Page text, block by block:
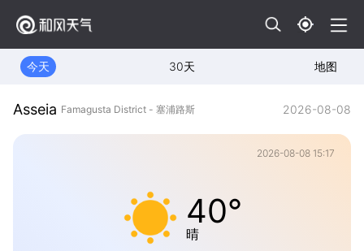
今天 30天 地图
Asseia Famagusta District - 塞浦路斯 2026-08-08
2026-08-08 15:17
40°
晴